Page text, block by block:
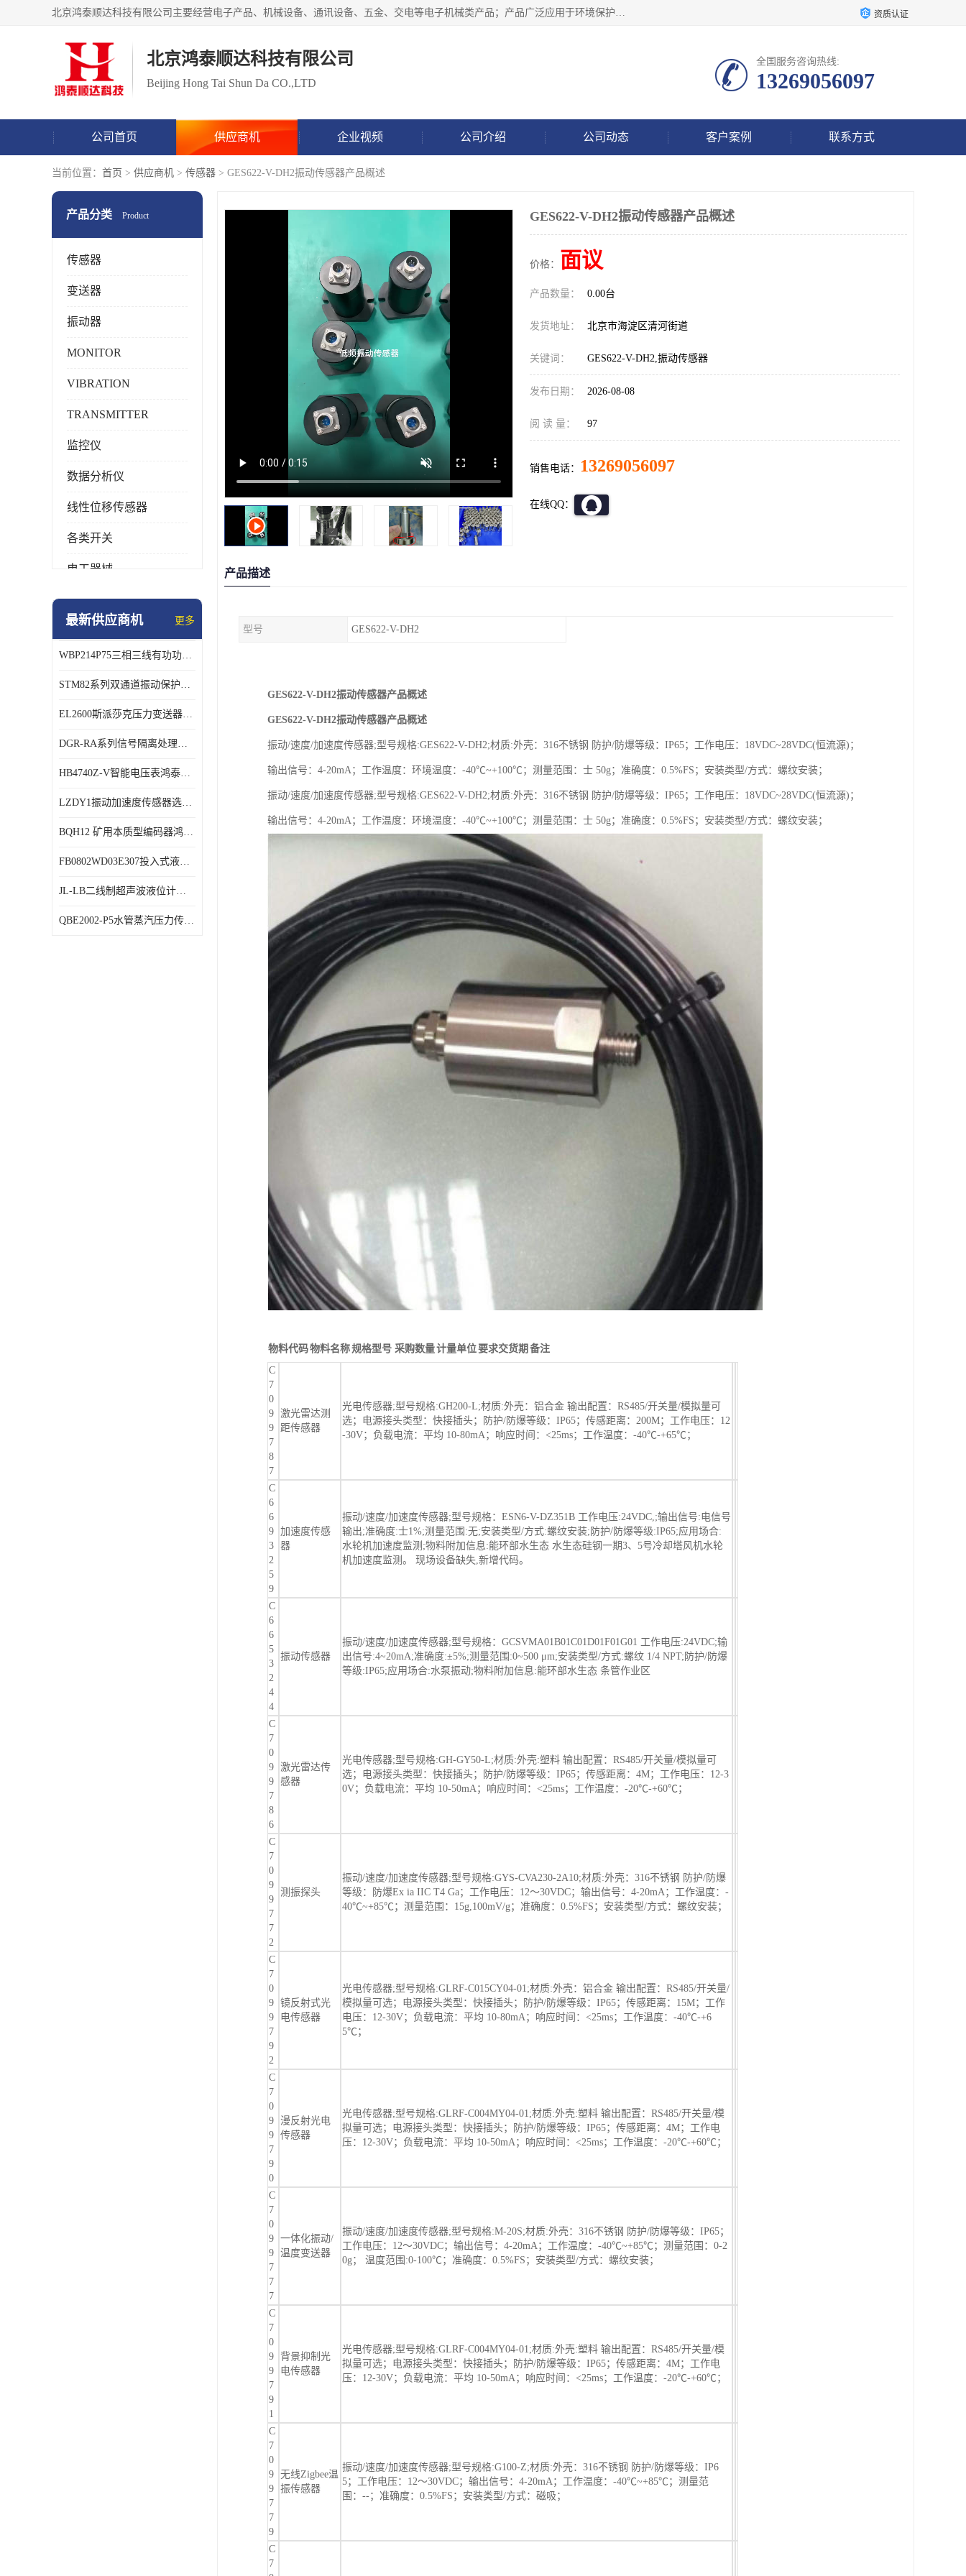
北京鸿泰顺达科技有限公司主要经营电子产品、机械设备、通讯设备、五金、交电等电子机械类产品；产品广泛应用于环境保护、石油化工、电力电子、冶金建筑、煤炭、农业、卫生防疫、教育科研等行业。并成功的与各地环境监测站、污水处理厂、卷烟厂、电厂、高校、科学院所、卫生防疫部门、煤矿、石化厂等用户建立了密切的合作关系。 资质认证
北京鸿泰顺达科技有限公司
Beijing Hong Tai Shun Da CO.,LTD
全国服务咨询热线:
13269056097
公司首页 供应商机 企业视频 公司介绍 公司动态 客户案例 联系方式
当前位置： 首页 > 供应商机 > 传感器 > GES622-V-DH2振动传感器产品概述
产品分类 Product
传感器
变送器
振动器
MONITOR
VIBRATION
TRANSMITTER
监控仪
数据分析仪
线性位移传感器
各类开关
电工器械
模块化产品
特殊用处传感器
特殊用途变送器
最新供应商机 更多
WBP214P75三相三线有功功率传感器鸿泰顺达产品稳定性好
STM82系列双通道振动保护表鸿泰产品技术规格
EL2600斯派莎克压力变送器技术规格
DGR-RA系列信号隔离处理器鸿泰产品技术规格
HB4740Z-V智能电压表鸿泰产品外形美观大方
LZDY1振动加速度传感器选型资料
BQH12 矿用本质型编码器鸿泰产品实物展示
FB0802WD03E307投入式液位计鸿泰产品选型参数
JL-LB二线制超声波液位计鸿泰产品外形美观大方
QBE2002-P5水管蒸汽压力传感器西门子产品技术规格
GES622-V-DH2振动传感器产品概述
价格： 面议
产品数量： 0.00台
发货地址： 北京市海淀区清河街道
关键词： GES622-V-DH2,振动传感器
发布日期： 2026-08-08
阅 读 量： 97
销售电话： 13269056097
在线QQ：
产品描述
型号 GES622-V-DH2
GES622-V-DH2振动传感器产品概述
GES622-V-DH2振动传感器产品概述
振动/速度/加速度传感器;型号规格:GES622-V-DH2;材质:外壳：316不锈钢 防护/防爆等级：IP65；工作电压：18VDC~28VDC(恒流源)；
输出信号：4-20mA；工作温度：环境温度：-40℃~+100℃；测量范围：士 50g；准确度：0.5%FS；安装类型/方式：螺纹安装；
振动/速度/加速度传感器;型号规格:GES622-V-DH2;材质:外壳：316不锈钢 防护/防爆等级：IP65；工作电压：18VDC~28VDC(恒流源)；
输出信号：4-20mA；工作温度：环境温度：-40℃~+100℃；测量范围：士 50g；准确度：0.5%FS；安装类型/方式：螺纹安装；
物料代码物料名称规格型号 采购数量计量单位要求交货期 备注
C
7
0
9
9
7
8
7
激光雷达测
距传感器
光电传感器;型号规格:GH200-L;材质:外壳：铝合金 输出配置：RS485/开关量/模拟量可
选；电源接头类型：快接插头；防护/防爆等级：IP65；传感距离：200M；工作电压：12
-30V；负载电流：平均 10-80mA；响应时间：<25ms；工作温度：-40℃-+65℃；
C
6
6
9
3
2
5
9
加速度传感
器
振动/速度/加速度传感器;型号规格：ESN6-V-DZ351B 工作电压:24VDC,;输出信号:电信号
输出;准确度:士1%;测量范围:无;安装类型/方式:螺纹安装;防护/防爆等级:IP65;应用场合:
水轮机加速度监测;物料附加信息:能环部水生态 水生态硅钢一期3、5号冷却塔风机水轮
机加速度监测。 现场设备缺失,新增代码。
C
6
6
5
3
2
4
4
振动传感器
振动/速度/加速度传感器;型号规格：GCSVMA01B01C01D01F01G01 工作电压:24VDC;输
出信号:4~20mA;准确度:±5%;测量范围:0~500 μm;安装类型/方式:螺纹 1/4 NPT;防护/防爆
等级:IP65;应用场合:水泵振动;物料附加信息:能环部水生态 条管作业区
C
7
0
9
9
7
8
6
激光雷达传
感器
光电传感器;型号规格:GH-GY50-L;材质:外壳:塑料 输出配置：RS485/开关量/模拟量可
选；电源接头类型：快接插头；防护/防爆等级：IP65；传感距离：4M；工作电压：12-3
0V；负载电流：平均 10-50mA；响应时间：<25ms；工作温度：-20℃-+60℃；
C
7
0
9
9
7
7
2
测振探头
振动/速度/加速度传感器;型号规格:GYS-CVA230-2A10;材质:外壳：316不锈钢 防护/防爆
等级：防爆Ex ia IIC T4 Ga；工作电压：12～30VDC；输出信号：4-20mA；工作温度：-
40℃~+85℃；测量范围：15g,100mV/g；准确度：0.5%FS；安装类型/方式：螺纹安装；
C
7
0
9
9
7
9
2
镜反射式光
电传感器
光电传感器;型号规格:GLRF-C015CY04-01;材质:外壳：铝合金 输出配置：RS485/开关量/
模拟量可选；电源接头类型：快接插头；防护/防爆等级：IP65；传感距离：15M；工作
电压：12-30V；负载电流：平均 10-80mA；响应时间：<25ms；工作温度：-40℃-+6
5℃；
C
7
0
9
9
7
9
0
漫反射光电
传感器
光电传感器;型号规格:GLRF-C004MY04-01;材质:外壳:塑料 输出配置：RS485/开关量/模
拟量可选；电源接头类型：快接插头；防护/防爆等级：IP65；传感距离：4M；工作电
压：12-30V；负载电流：平均 10-50mA；响应时间：<25ms；工作温度：-20℃-+60℃；
C
7
0
9
9
7
7
7
一体化振动/
温度变送器
振动/速度/加速度传感器;型号规格:M-20S;材质:外壳：316不锈钢 防护/防爆等级：IP65；
工作电压：12～30VDC；输出信号：4-20mA；工作温度：-40℃~+85℃；测量范围：0-2
0g； 温度范围:0-100℃；准确度：0.5%FS；安装类型/方式：螺纹安装；
C
7
0
9
9
7
9
1
背景抑制光
电传感器
光电传感器;型号规格:GLRF-C004MY04-01;材质:外壳:塑料 输出配置：RS485/开关量/模
拟量可选；电源接头类型：快接插头；防护/防爆等级：IP65；传感距离：4M；工作电
压：12-30V；负载电流：平均 10-50mA；响应时间：<25ms；工作温度：-20℃-+60℃；
C
7
0
9
9
7
7
9
无线Zigbee温
振传感器
振动/速度/加速度传感器;型号规格:G100-Z;材质:外壳：316不锈钢 防护/防爆等级：IP6
5；工作电压：12～30VDC；输出信号：4-20mA；工作温度：-40℃~+85℃；测量范
围：--；准确度：0.5%FS；安装类型/方式：磁吸；
C
7